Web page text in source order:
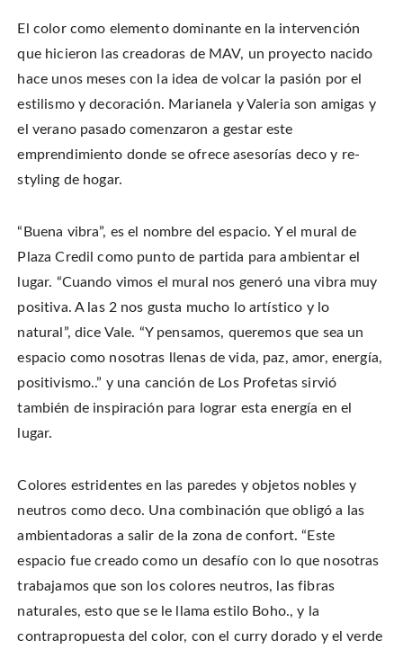
El color como elemento dominante en la intervención
que hicieron las creadoras de MAV, un proyecto nacido
hace unos meses con la idea de volcar la pasión por el
estilismo y decoración. Marianela y Valeria son amigas y
el verano pasado comenzaron a gestar este
emprendimiento donde se ofrece asesorías deco y re-
styling de hogar.
“Buena vibra”, es el nombre del espacio. Y el mural de
Plaza Credil como punto de partida para ambientar el
lugar. “Cuando vimos el mural nos generó una vibra muy
positiva. A las 2 nos gusta mucho lo artístico y lo
natural”, dice Vale. “Y pensamos, queremos que sea un
espacio como nosotras llenas de vida, paz, amor, energía,
positivismo..” y una canción de Los Profetas sirvió
también de inspiración para lograr esta energía en el
lugar.
Colores estridentes en las paredes y objetos nobles y
neutros como deco. Una combinación que obligó a las
ambientadoras a salir de la zona de confort. “Este
espacio fue creado como un desafío con lo que nosotras
trabajamos que son los colores neutros, las fibras
naturales, esto que se le llama estilo Boho., y la
contrapropuesta del color, con el curry dorado y el verde